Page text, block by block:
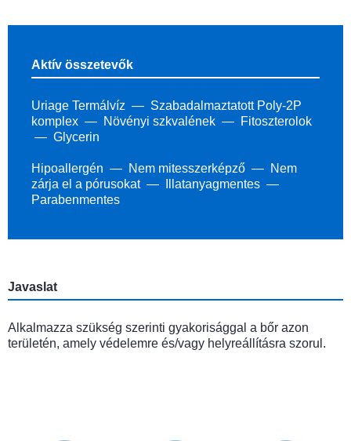
Aktív összetevők
Uriage Termálvíz
Szabadalmaztatott Poly-2P
komplex
Növényi szkvalének
Fitoszterolok
Glycerin
Hipoallergén Nem mitesszerképző
Nem
zárja el a pórusokat
Illatanyagmentes
Parabenmentes
Javaslat
Alkalmazza szükség szerinti gyakorisággal a bőr azon
területén, amely védelemre és/vagy helyreállításra szorul.